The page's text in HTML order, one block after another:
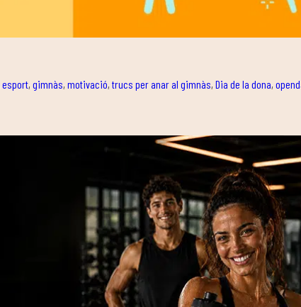
esport, gimnàs, motivació, trucs per anar al gimnàs, Dia de la dona,